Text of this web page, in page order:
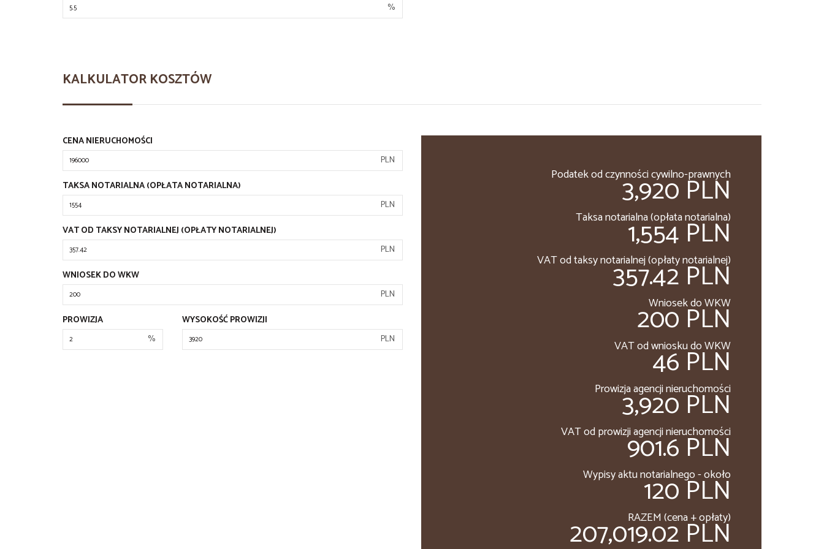
%
KALKULATOR KOSZTÓW
CENA NIERUCHOMOŚCI
PLN
TAKSA NOTARIALNA (OPŁATA NOTARIALNA)
PLN
VAT OD TAKSY NOTARIALNEJ (OPŁATY NOTARIALNEJ)
PLN
WNIOSEK DO WKW
PLN
PROWIZJA
%
WYSOKOŚĆ PROWIZJI
PLN
Podatek od czynności cywilno-prawnych
3,920 PLN
Taksa notarialna (opłata notarialna)
1,554 PLN
VAT od taksy notarialnej (opłaty notarialnej)
357.42 PLN
Wniosek do WKW
200 PLN
VAT od wniosku do WKW
46 PLN
Prowizja agencji nieruchomości
3,920 PLN
VAT od prowizji agencji nieruchomości
901.6 PLN
Wypisy aktu notarialnego - około
120 PLN
RAZEM (cena + opłaty)
207,019.02 PLN